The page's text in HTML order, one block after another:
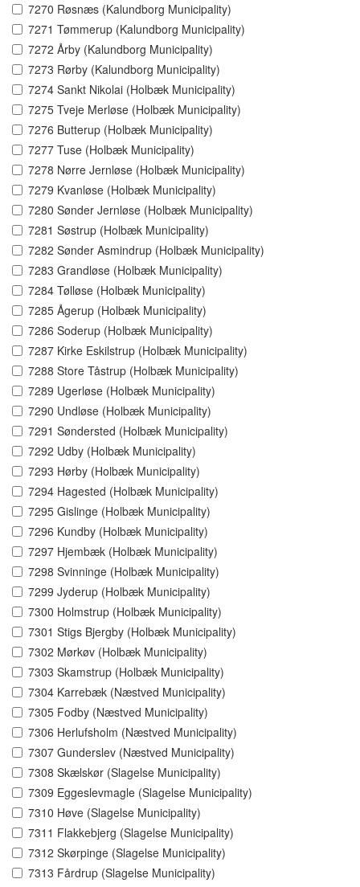
7270 Røsnæs (Kalundborg Municipality)
7271 Tømmerup (Kalundborg Municipality)
7272 Årby (Kalundborg Municipality)
7273 Rørby (Kalundborg Municipality)
7274 Sankt Nikolai (Holbæk Municipality)
7275 Tveje Merløse (Holbæk Municipality)
7276 Butterup (Holbæk Municipality)
7277 Tuse (Holbæk Municipality)
7278 Nørre Jernløse (Holbæk Municipality)
7279 Kvanløse (Holbæk Municipality)
7280 Sønder Jernløse (Holbæk Municipality)
7281 Søstrup (Holbæk Municipality)
7282 Sønder Asmindrup (Holbæk Municipality)
7283 Grandløse (Holbæk Municipality)
7284 Tølløse (Holbæk Municipality)
7285 Ågerup (Holbæk Municipality)
7286 Soderup (Holbæk Municipality)
7287 Kirke Eskilstrup (Holbæk Municipality)
7288 Store Tåstrup (Holbæk Municipality)
7289 Ugerløse (Holbæk Municipality)
7290 Undløse (Holbæk Municipality)
7291 Søndersted (Holbæk Municipality)
7292 Udby (Holbæk Municipality)
7293 Hørby (Holbæk Municipality)
7294 Hagested (Holbæk Municipality)
7295 Gislinge (Holbæk Municipality)
7296 Kundby (Holbæk Municipality)
7297 Hjembæk (Holbæk Municipality)
7298 Svinninge (Holbæk Municipality)
7299 Jyderup (Holbæk Municipality)
7300 Holmstrup (Holbæk Municipality)
7301 Stigs Bjergby (Holbæk Municipality)
7302 Mørkøv (Holbæk Municipality)
7303 Skamstrup (Holbæk Municipality)
7304 Karrebæk (Næstved Municipality)
7305 Fodby (Næstved Municipality)
7306 Herlufsholm (Næstved Municipality)
7307 Gunderslev (Næstved Municipality)
7308 Skælskør (Slagelse Municipality)
7309 Eggeslevmagle (Slagelse Municipality)
7310 Høve (Slagelse Municipality)
7311 Flakkebjerg (Slagelse Municipality)
7312 Skørpinge (Slagelse Municipality)
7313 Fårdrup (Slagelse Municipality)